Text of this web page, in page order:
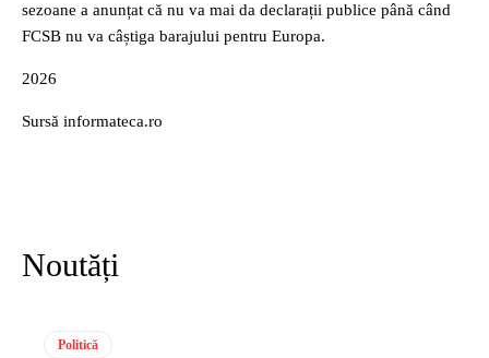
sezoane a anunțat că nu va mai da declarații publice până când
FCSB nu va câștiga barajului pentru Europa.
2026
Sursă informateca.ro
Noutăți
Politică